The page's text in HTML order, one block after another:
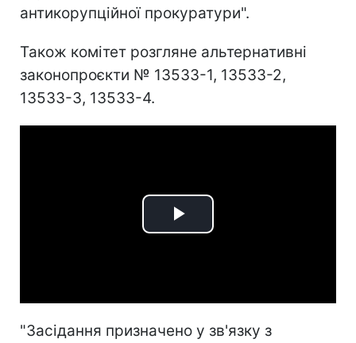
антикорупційної прокуратури".
Також комітет розгляне альтернативні
законопроєкти № 13533-1, 13533-2,
13533-3, 13533-4.
Play
"Засідання призначено у зв'язку з